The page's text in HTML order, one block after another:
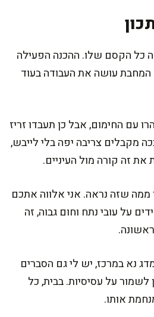
כל הקסם שלו. ההכנה הפעילה
10 דק', ואז המחבת עושה את העבודה בעוד
עם החימום, אבל כן תעבדו זריז
מקבלים צריבה יפה בלי לייבש,
זה קורה מול העיניים.
ממה שזה נראה. אני אלווה אתכם
על עובי נתח וחום גבוה, זה
נא במרכז, יש לי גם הסברים
לשמור על עסיסיות. בבית, כל
אותו.